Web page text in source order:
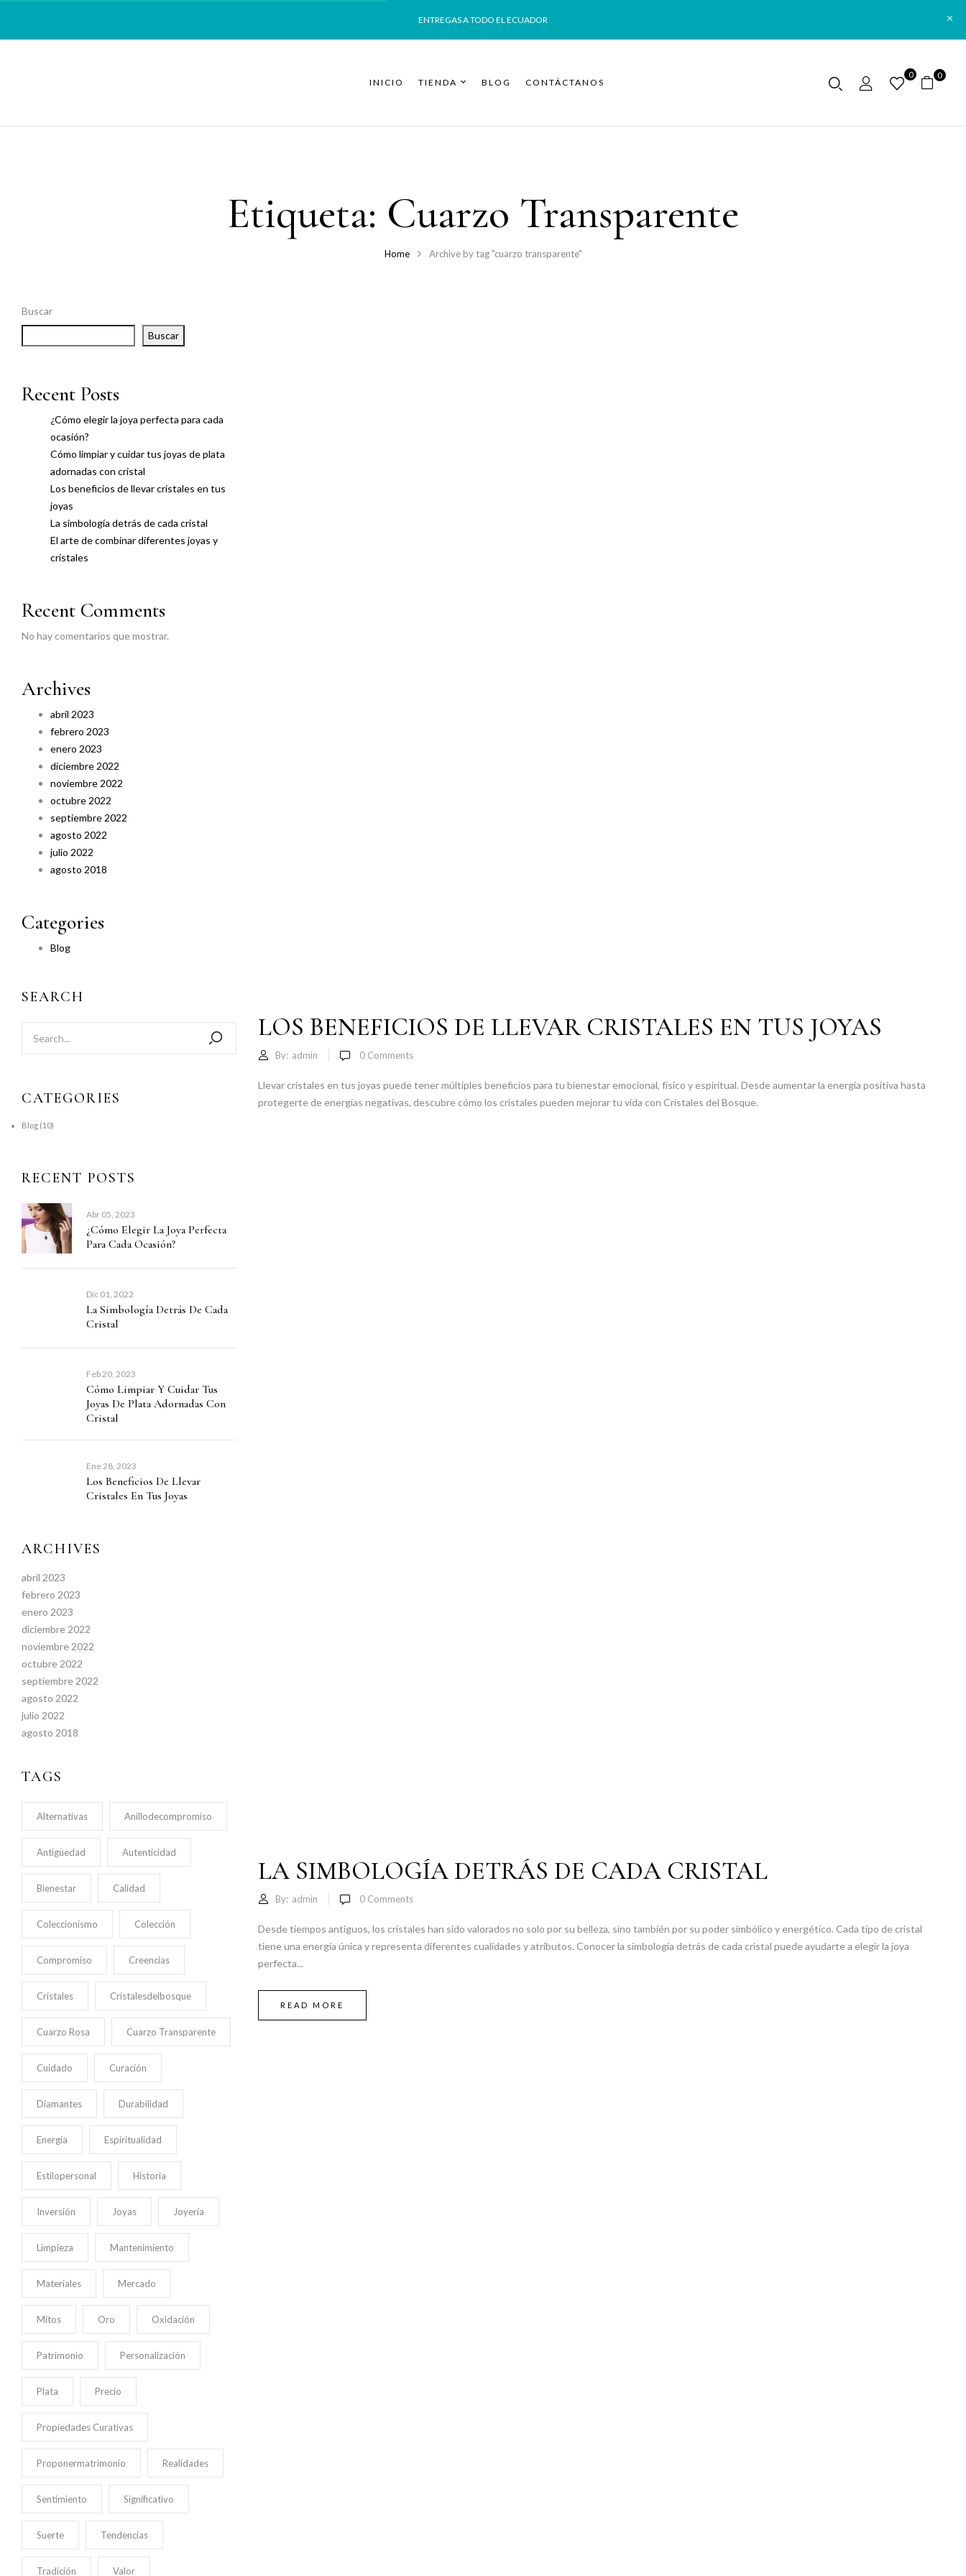
ENTREGAS A TODO EL ECUADOR
INICIO TIENDA BLOG CONTÁCTANOS
0 0
Etiqueta: Cuarzo Transparente
Home Archive by tag "cuarzo transparente"
Buscar
Buscar
Recent Posts
¿Cómo elegir la joya perfecta para cada
ocasión?
Cómo limpiar y cuidar tus joyas de plata
adornadas con cristal
Los beneficios de llevar cristales en tus
joyas
La simbología detrás de cada cristal
El arte de combinar diferentes joyas y
cristales
Recent Comments
No hay comentarios que mostrar.
Archives
abril 2023
febrero 2023
enero 2023
diciembre 2022
noviembre 2022
octubre 2022
septiembre 2022
agosto 2022
julio 2022
agosto 2018
Categories
Blog
SEARCH
CATEGORIES
Blog (10)
RECENT POSTS
Abr 05, 2023
¿Cómo Elegir La Joya Perfecta
Para Cada Ocasión?
Dic 01, 2022
La Simbología Detrás De Cada
Cristal
Feb 20, 2023
Cómo Limpiar Y Cuidar Tus
Joyas De Plata Adornadas Con
Cristal
Ene 28, 2023
Los Beneficios De Llevar
Cristales En Tus Joyas
ARCHIVES
abril 2023
febrero 2023
enero 2023
diciembre 2022
noviembre 2022
octubre 2022
septiembre 2022
agosto 2022
julio 2022
agosto 2018
TAGS
Alternativas Anillodecompromiso
Antigüedad Autenticidad
Bienestar Calidad
Coleccionismo Colección
Compromiso Creencias
Cristales Cristalesdelbosque
Cuarzo Rosa Cuarzo Transparente
Cuidado Curación
Diamantes Durabilidad
Energía Espiritualidad
Estilopersonal Historia
Inversión Joyas Joyería
Limpieza Mantenimiento
Materiales Mercado
Mitos Oro Oxidación
Patrimonio Personalización
Plata Precio
Propiedades Curativas
Proponermatrimonio Realidades
Sentimiento Significativo
Suerte Tendencias
Tradición Valor
LOS BENEFICIOS DE LLEVAR CRISTALES EN TUS JOYAS
By: admin 0Comments
Llevar cristales en tus joyas puede tener múltiples beneficios para tu bienestar emocional, físico y espiritual. Desde aumentar la energía positiva hasta
protegerte de energías negativas, descubre cómo los cristales pueden mejorar tu vida con Cristales del Bosque.
LA SIMBOLOGÍA DETRÁS DE CADA CRISTAL
By: admin 0Comments
Desde tiempos antiguos, los cristales han sido valorados no solo por su belleza, sino también por su poder simbólico y energético. Cada tipo de cristal
tiene una energía única y representa diferentes cualidades y atributos. Conocer la simbología detrás de cada cristal puede ayudarte a elegir la joya
perfecta...
READ MORE